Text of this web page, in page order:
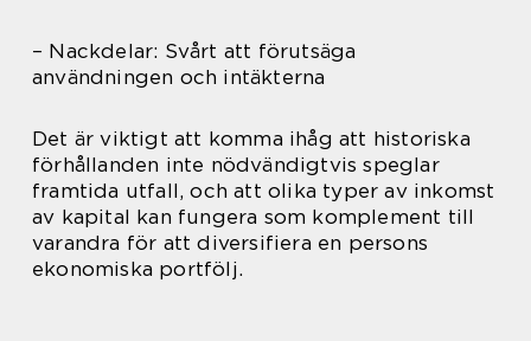
– Nackdelar: Svårt att förutsäga
användningen och intäkterna
Det är viktigt att komma ihåg att historiska
förhållanden inte nödvändigtvis speglar
framtida utfall, och att olika typer av inkomst
av kapital kan fungera som komplement till
varandra för att diversifiera en persons
ekonomiska portfölj.